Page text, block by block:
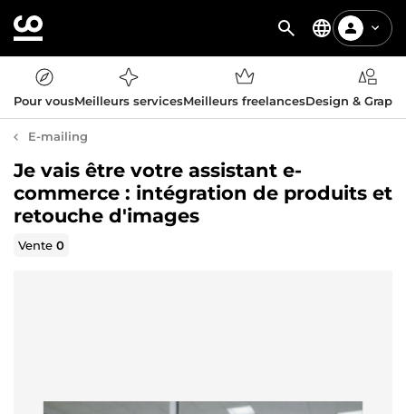
Pour vousMeilleurs servicesMeilleurs freelancesDesign &
E-mailing
Je vais être votre assistant e-
commerce : intégration de produits et
retouche d'images
Vente0